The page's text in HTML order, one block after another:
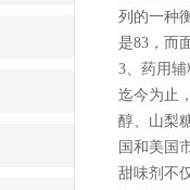
列的一种
是83，而
3、药用
迄今为止
醇、山梨
国和美国
甜味剂不